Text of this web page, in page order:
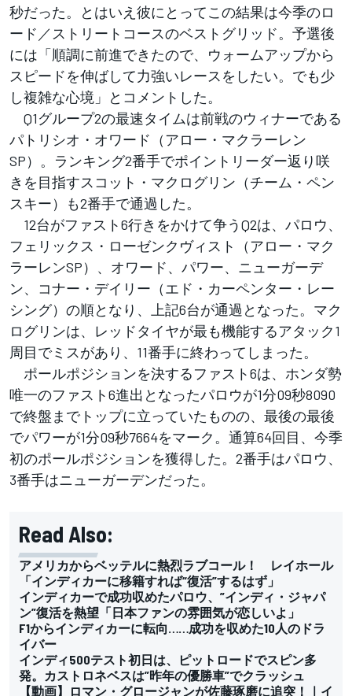
秒だった。とはいえ彼にとってこの結果は今季のロ
ード／ストリートコースのベストグリッド。予選後
には「順調に前進できたので、ウォームアップから
スピードを伸ばして力強いレースをしたい。でも少
し複雑な心境」とコメントした。
Q1グループ2の最速タイムは前戦のウィナーである
パトリシオ・オワード（アロー・マクラーレン
SP）。ランキング2番手でポイントリーダー返り咲
きを目指すスコット・マクログリン（チーム・ペン
スキー）も2番手で通過した。
12台がファスト6行きをかけて争うQ2は、パロウ、
フェリックス・ローゼンクヴィスト（アロー・マク
ラーレンSP）、オワード、パワー、ニューガーデ
ン、コナー・デイリー（エド・カーペンター・レー
シング）の順となり、上記6台が通過となった。マク
ログリンは、レッドタイヤが最も機能するアタック1
周目でミスがあり、11番手に終わってしまった。
ポールポジションを決するファスト6は、ホンダ勢
唯一のファスト6進出となったパロウが1分09秒8090
で終盤までトップに立っていたものの、最後の最後
でパワーが1分09秒7664をマーク。通算64回目、今季
初のポールポジションを獲得した。2番手はパロウ、
3番手はニューガーデンだった。
Read Also:
アメリカからベッテルに熱烈ラブコール！ レイホール
「インディカーに移籍すれば“復活”するはず」
インディカーで成功収めたパロウ、”インディ・ジャパ
ン”復活を熱望「日本ファンの雰囲気が恋しいよ」
F1からインディカーに転向……成功を収めた10人のドラ
イバー
インディ500テスト初日は、ピットロードでスピン多
発。カストロネベスは”昨年の優勝車”でクラッシュ
【動画】ロマン・グロージャンが佐藤琢磨に追突！｜イ